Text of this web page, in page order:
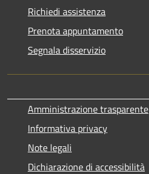
Richiedi assistenza
Prenota appuntamento
Segnala disservizio
Amministrazione trasparente
Informativa privacy
Note legali
Dichiarazione di accessibilità